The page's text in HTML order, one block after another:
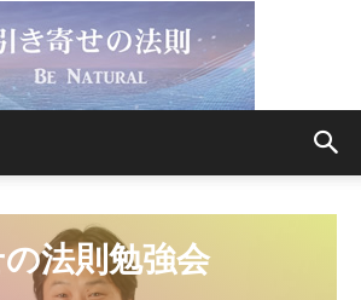
き
法則勉強会